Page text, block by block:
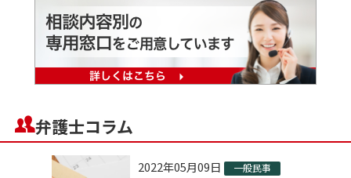
弁護士コラム
2022年05月09日 一般民事